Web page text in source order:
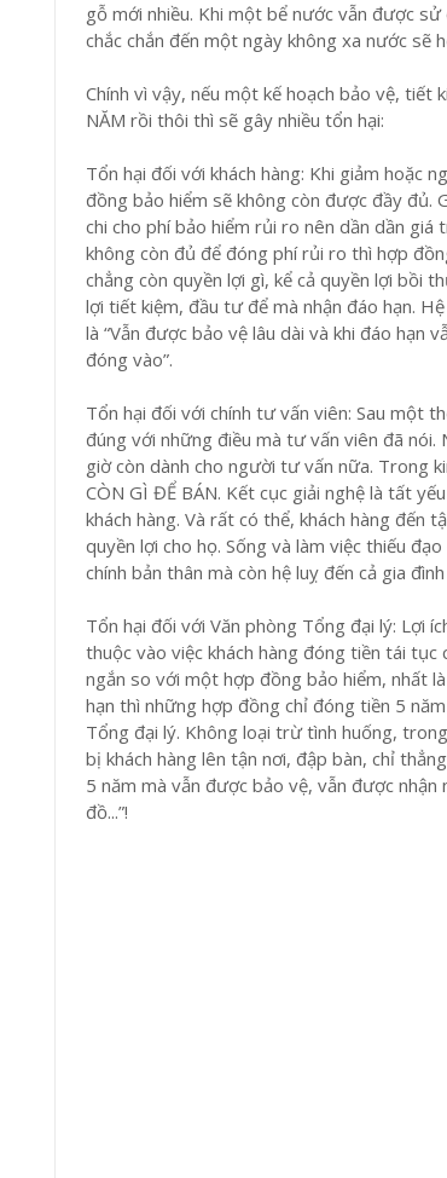
gỗ mới nhiều. Khi một bể nước vẫn được
chắc chắn đến một ngày không xa nước sẽ
Chính vì vậy, nếu một kế hoạch bảo vệ, tiết
NĂM rồi thôi thì sẽ gây nhiều tổn hại:
Tổn hại đối với khách hàng: Khi giảm hoặc
đồng bảo hiểm sẽ không còn được đầy
chi cho phí bảo hiểm rủi ro nên dần dần
không còn đủ để đóng phí rủi ro thì hợp
chẳng còn quyền lợi gì, kể cả quyền lợi bồi
lợi tiết kiệm, đầu tư để mà nhận đáo hạn.
là “Vẫn được bảo vệ lâu dài và khi đáo hạn
đóng vào”.
Tổn hại đối với chính tư vấn viên: Sau một
đúng với những điều mà tư vấn viên đã nói.
giờ còn dành cho người tư vấn nữa. Trong
CÒN GÌ ĐỂ BÁN. Kết cục giải nghệ là tất
khách hàng. Và rất có thể, khách hàng đến
quyền lợi cho họ. Sống và làm việc thiếu
chính bản thân mà còn hệ luỵ đến cả gia
Tổn hại đối với Văn phòng Tổng đại lý: Lợi
thuộc vào việc khách hàng đóng tiền tái
ngắn so với một hợp đồng bảo hiểm, nhất
hạn thì những hợp đồng chỉ đóng tiền 5
Tổng đại lý. Không loại trừ tình huống,
bị khách hàng lên tận nơi, đập bàn, chỉ
5 năm mà vẫn được bảo vệ, vẫn được nhận
đồ...”!